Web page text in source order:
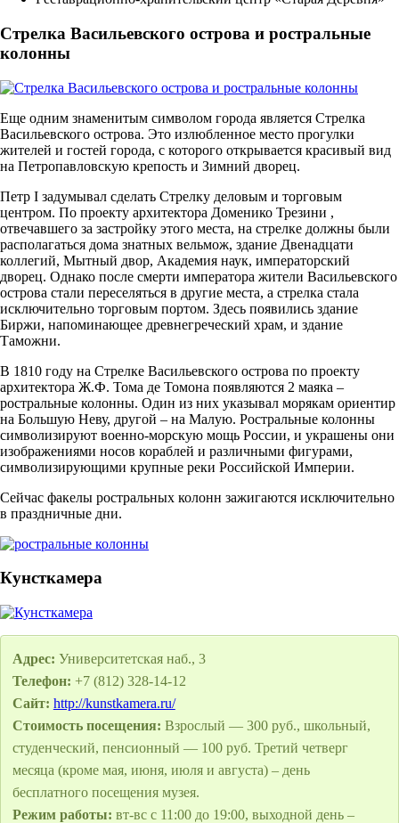
Стрелка Васильевского острова и ростральные
колонны
Еще одним знаменитым символом города является Стрелка
Васильевского острова. Это излюбленное место прогулки
жителей и гостей города, с которого открывается красивый вид
на Петропавловскую крепость и Зимний дворец.
Петр I задумывал сделать Стрелку деловым и торговым
центром. По проекту архитектора Доменико Трезини ,
отвечавшего за застройку этого места, на стрелке должны были
располагаться дома знатных вельмож, здание Двенадцати
коллегий, Мытный двор, Академия наук, императорский
дворец. Однако после смерти императора жители Васильевского
острова стали переселяться в другие места, а стрелка стала
исключительно торговым портом. Здесь появились здание
Биржи, напоминающее древнегреческий храм, и здание
Таможни.
В 1810 году на Стрелке Васильевского острова по проекту
архитектора Ж.Ф. Тома де Томона появляются 2 маяка –
ростральные колонны. Один из них указывал морякам ориентир
на Большую Неву, другой – на Малую. Ростральные колонны
символизируют военно-морскую мощь России, и украшены они
изображениями носов кораблей и различными фигурами,
символизирующими крупные реки Российской Империи.
Сейчас факелы ростральных колонн зажигаются исключительно
в праздничные дни.
Кунсткамера
Адрес: Университетская наб., 3
Телефон: +7 (812) 328-14-12
Сайт: http://kunstkamera.ru/
Стоимость посещения: Взрослый — 300 руб., школьный,
студенческий, пенсионный — 100 руб. Третий четверг
месяца (кроме мая, июня, июля и августа) – день
бесплатного посещения музея.
Режим работы: вт-вс с 11:00 до 19:00, выходной день –